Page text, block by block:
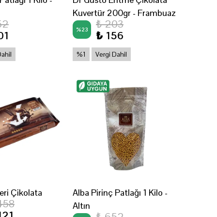
Kuvertür 200gr - Frambuaz
%23
₺ 203
₺ 156
%1 Vergi Dahil
Çikolata
Alba Pirinç Patlağı 1 Kilo -
Altın